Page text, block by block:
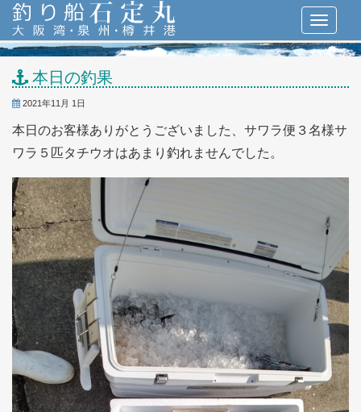
本日の釣果
2021年11月 1日
本日のお客様ありがとうございました、サワラ便３名様サ
ワラ５匹タチウオはあまり釣れませんでした。